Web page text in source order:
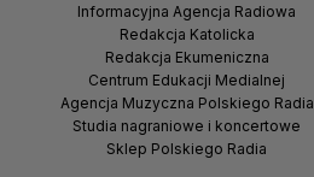
Informacyjna Agencja Radiowa
Redakcja Katolicka
Redakcja Ekumeniczna
Centrum Edukacji Medialnej
Agencja Muzyczna Polskiego Radia
Studia nagraniowe i koncertowe
Sklep Polskiego Radia